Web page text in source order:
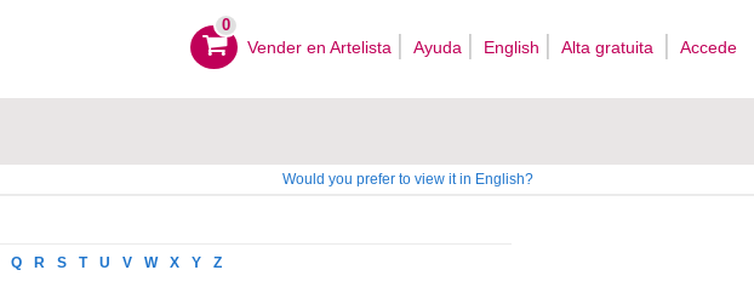
0
Vender en Artelista Ayuda English Alta gratuita Accede
Would you prefer to view it in English?
Q R S T U V W X Y Z